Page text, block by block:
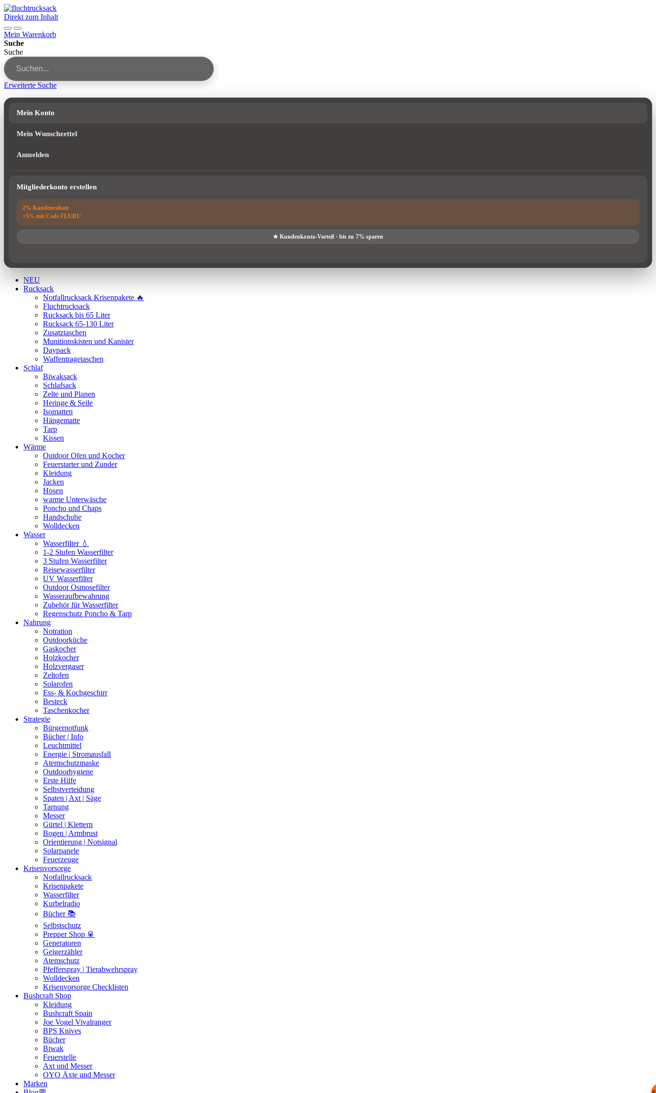
Direkt zum Inhalt
Mein Warenkorb
Suche
Suche
Erweiterte Suche
Mein Konto
Mein Wunschzettel
Anmelden
Mitgliederkonto erstellen
NEU
Rucksack
Notfallrucksack Krisenpakete 🔥
Fluchtrucksack
Rucksack bis 65 Liter
Rucksack 65-130 Liter
Zusatztaschen
Munitionskisten und Kanister
Daypack
Waffentragetaschen
Schlaf
Biwaksack
Schlafsack
Zelte und Planen
Heringe & Seile
Isomatten
Hängematte
Tarp
Kissen
Wärme
Outdoor Ofen und Kocher
Feuerstarter und Zunder
Kleidung
Jacken
Hosen
warme Unterwäsche
Poncho und Chaps
Handschuhe
Wolldecken
Wasser
Wasserfilter 💧
1-2 Stufen Wasserfilter
3 Stufen Wasserfilter
Reisewasserfilter
UV Wasserfilter
Outdoor Osmosefilter
Wasseraufbewahrung
Zubehör für Wasserfilter
Regenschutz Poncho & Tarp
Nahrung
Notration
Outdoorküche
Gaskocher
Holzkocher
Holzvergaser
Zeltofen
Solarofen
Ess- & Kochgeschirr
Besteck
Taschenkocher
Strategie
Bürgernotfunk
Bücher | Info
Leuchtmittel
Energie | Stromausfall
Atemschutzmaske
Outdoorhygiene
Erste Hilfe
Selbstverteidung
Spaten | Axt | Säge
Tarnung
Messer
Gürtel | Klettern
Bogen | Armbrust
Orientierung | Notsignal
Solarpanele
Feuerzeuge
Krisenvorsorge
Notfallrucksack
Krisenpakete
Wasserfilter
Kurbelradio
Bücher 📚
Selbstschutz
Prepper Shop 🥫
Generatoren
Geigerzähler
Atemschutz
Pfefferspray | Tierabwehrspray
Wolldecken
Krisenvorsorge Checklisten
Bushcraft Shop
Kleidung
Bushcraft Spain
Joe Vogel Vivalranger
BPS Knives
Bücher
Biwak
Feuerstelle
Axt und Messer
OYO Äxte und Messer
Marken